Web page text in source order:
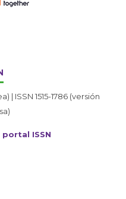
| ISSN 1515-1786 (versión
ISSN